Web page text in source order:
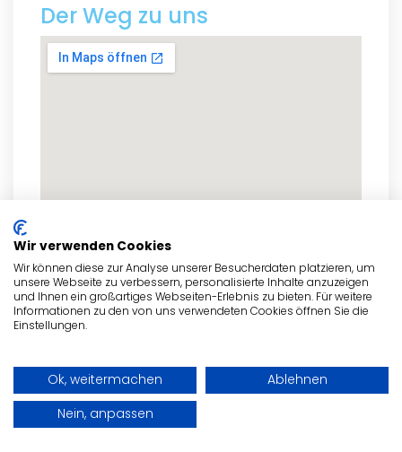
Der Weg zu uns
zum Routenplaner
- Anzeige -
Wir verwenden Cookies
Wir können diese zur Analyse unserer Besucherdaten platzieren, um
unsere Webseite zu verbessern, personalisierte Inhalte anzuzeigen
und Ihnen ein großartiges Webseiten-Erlebnis zu bieten. Für weitere
Informationen zu den von uns verwendeten Cookies öffnen Sie die
Einstellungen.
Ok, weitermachen
Ablehnen
Nein, anpassen